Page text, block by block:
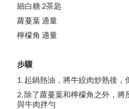
細白糖 2茶匙
蘿蔓葉 適量
檸檬角 適量
步驟
1. 起鍋熱油，將牛絞肉炒熟後，
2. 除了蘿蔓葉和檸檬角之外，將
與牛肉拌勻